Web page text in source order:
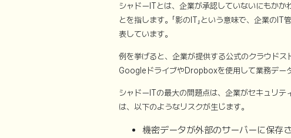
シャドーITとは、企業が承認していないにもか
とを指します。「影のIT」という意味で、企業の
表しています。
例を挙げると、企業が提供する公式のクラウド
GoogleドライブやDropboxを使用して業務デー
シャドーITの最大の問題点は、企業がセキュリ
は、以下のようなリスクが生じます。
機密データが外部のサーバーに保存